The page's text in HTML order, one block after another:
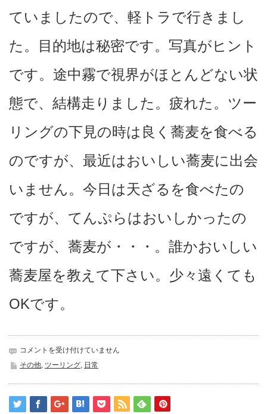
ていましたので、軽トラで行きまし
た。目的地は秘密です。写真がヒント
です。途中霧で視界がほとんどない状
態で、結構走りました。疲れた。ツー
リングの下見の時は良く蕎麦を食べる
のですが、最近はおいしい蕎麦に出会
いません。今日は天ざるを食べたの
ですが、てんぷらはおいしかったの
ですが、蕎麦が・・・。誰かおいしい
蕎麦屋を教えて下さい。少々遠くても
OKです。
下
見
コメントを受け付けていません
その他 ツーリング 日常